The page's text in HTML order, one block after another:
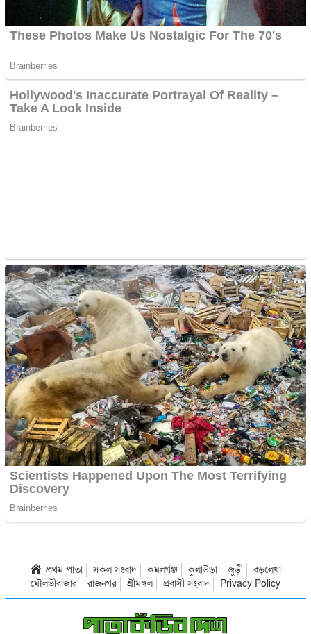
প্রথম পাতা সকল সংবাদ কমলগঞ্জ কুলাউড়া জুড়ী
বড়লেখা
মৌলভীবাজার
রাজনগর শ্রীমঙ্গল প্রবাসী সংবাদ Privacy Policy